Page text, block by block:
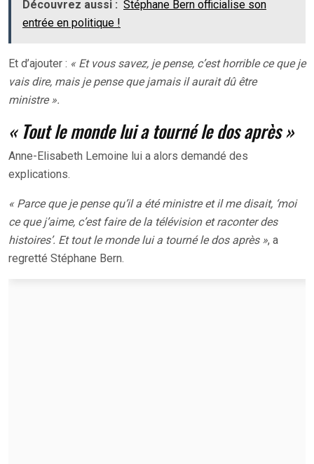
Découvrez aussi : Stéphane Bern officialise son
entrée en politique !
Et d’ajouter : « Et vous savez, je pense, c’est horrible ce que je
vais dire, mais je pense que jamais il aurait dû être
ministre ».
« Tout le monde lui a tourné le dos après »
Anne-Elisabeth Lemoine lui a alors demandé des
explications.
« Parce que je pense qu’il a été ministre et il me disait, ‘moi
ce que j’aime, c’est faire de la télévision et raconter des
histoires’. Et tout le monde lui a tourné le dos après », a
regretté Stéphane Bern.